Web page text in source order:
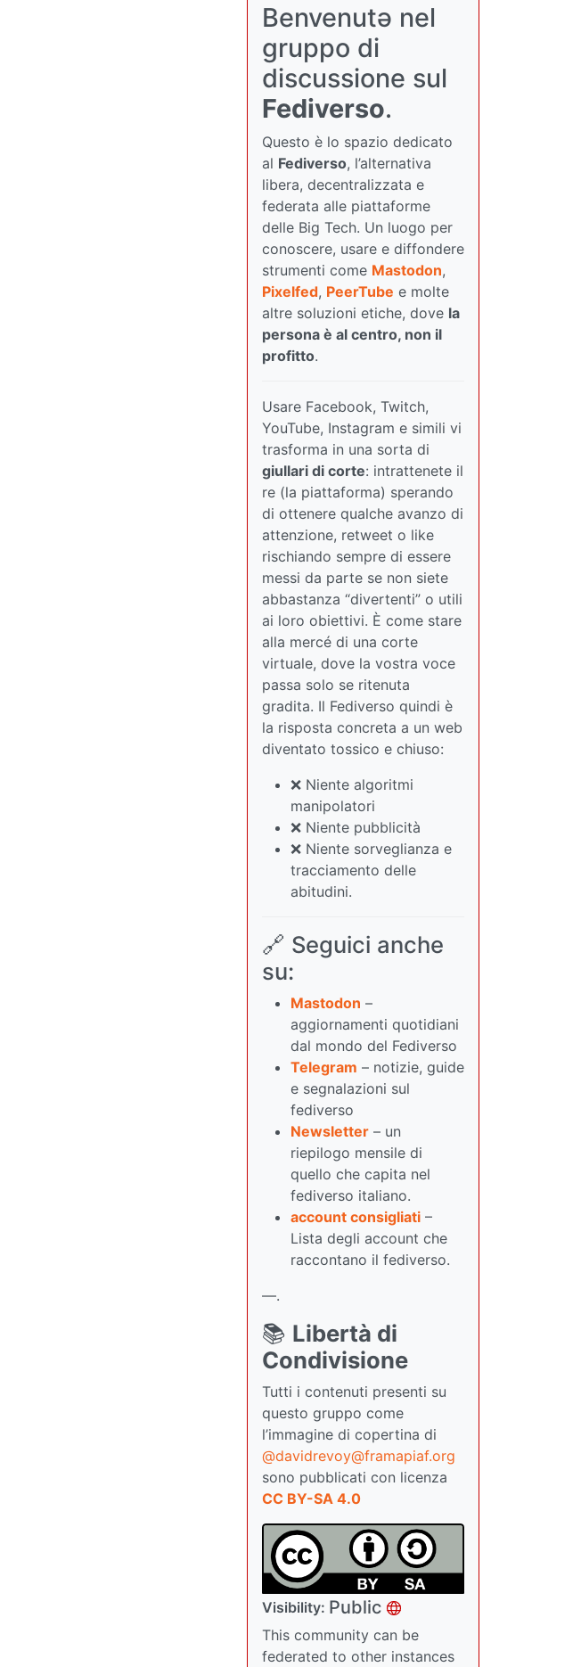
Benvenutə nel
gruppo di
discussione sul
Fediverso.
Questo è lo spazio dedicato
al Fediverso, l’alternativa
libera, decentralizzata e
federata alle piattaforme
delle Big Tech. Un luogo per
conoscere, usare e diffondere
strumenti come Mastodon,
Pixelfed, PeerTube e molte
altre soluzioni etiche, dove la
persona è al centro, non il
profitto.
Usare Facebook, Twitch,
YouTube, Instagram e simili vi
trasforma in una sorta di
giullari di corte: intrattenete il
re (la piattaforma) sperando
di ottenere qualche avanzo di
attenzione, retweet o like
rischiando sempre di essere
messi da parte se non siete
abbastanza “divertenti” o utili
ai loro obiettivi. È come stare
alla mercé di una corte
virtuale, dove la vostra voce
passa solo se ritenuta
gradita. Il Fediverso quindi è
la risposta concreta a un web
diventato tossico e chiuso:
❌ Niente algoritmi
manipolatori
❌ Niente pubblicità
❌ Niente sorveglianza e
tracciamento delle
abitudini.
🔗 Seguici anche
su:
Mastodon –
aggiornamenti quotidiani
dal mondo del Fediverso
Telegram – notizie, guide
e segnalazioni sul
fediverso
Newsletter – un
riepilogo mensile di
quello che capita nel
fediverso italiano.
account consigliati –
Lista degli account che
raccontano il fediverso.
—.
📚 Libertà di
Condivisione
Tutti i contenuti presenti su
questo gruppo come
l’immagine di copertina di
@davidrevoy@framapiaf.org
sono pubblicati con licenza
CC BY-SA 4.0
Visibility: Public
This community can be
federated to other instances